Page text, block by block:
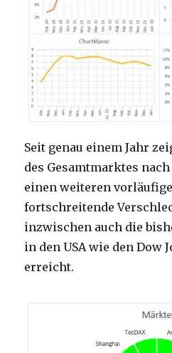
Seit genau einem Jahr
des Gesamtmarktes
einen weiteren
fortschreitende
inzwischen auch die
in den USA wie den Dow
erreicht.